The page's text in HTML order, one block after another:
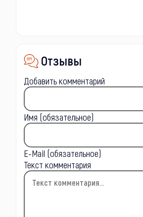
Отзывы
Добавить комментарий
Имя (обязательное)
E-Mail (обязательное)
Текст комментария